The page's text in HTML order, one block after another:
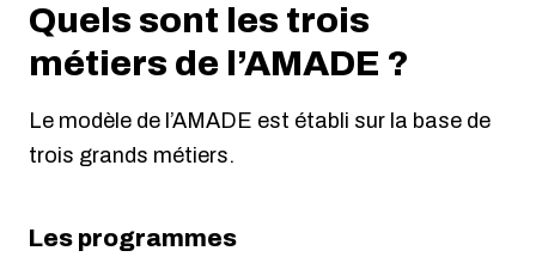
Quels sont les trois
métiers de l’AMADE ?
Le modèle de l’AMADE est établi sur la base de
trois grands métiers.
Les programmes